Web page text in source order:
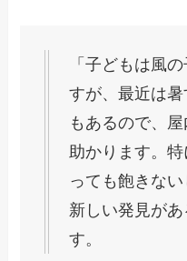
「子どもは風
すが、最近は
もあるので、
助かります。
っても飽きな
新しい発見が
す。